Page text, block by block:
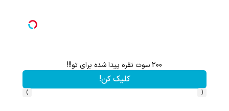
200 سوت نقره پیدا شده برای تو!!!
کلیک کن!
‹
›